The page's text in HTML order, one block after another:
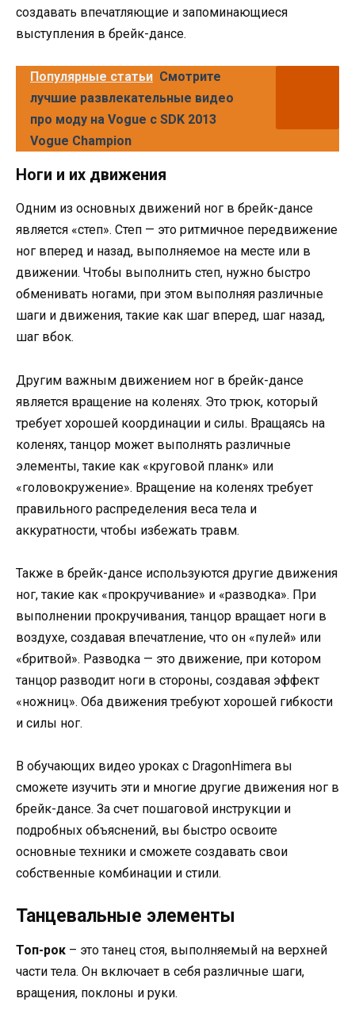
создавать впечатляющие и запоминающиеся
выступления в брейк-дансе.
Популярные статьи Смотрите
лучшие развлекательные видео
про моду на Vogue с SDK 2013
Vogue Champion
Ноги и их движения
Одним из основных движений ног в брейк-дансе
является «степ». Степ — это ритмичное передвижение
ног вперед и назад, выполняемое на месте или в
движении. Чтобы выполнить степ, нужно быстро
обменивать ногами, при этом выполняя различные
шаги и движения, такие как шаг вперед, шаг назад,
шаг вбок.
Другим важным движением ног в брейк-дансе
является вращение на коленях. Это трюк, который
требует хорошей координации и силы. Вращаясь на
коленях, танцор может выполнять различные
элементы, такие как «круговой планк» или
«головокружение». Вращение на коленях требует
правильного распределения веса тела и
аккуратности, чтобы избежать травм.
Также в брейк-дансе используются другие движения
ног, такие как «прокручивание» и «разводка». При
выполнении прокручивания, танцор вращает ноги в
воздухе, создавая впечатление, что он «пулей» или
«бритвой». Разводка — это движение, при котором
танцор разводит ноги в стороны, создавая эффект
«ножниц». Оба движения требуют хорошей гибкости
и силы ног.
В обучающих видео уроках с DragonHimera вы
сможете изучить эти и многие другие движения ног в
брейк-дансе. За счет пошаговой инструкции и
подробных объяснений, вы быстро освоите
основные техники и сможете создавать свои
собственные комбинации и стили.
Танцевальные элементы
Топ-рок – это танец стоя, выполняемый на верхней
части тела. Он включает в себя различные шаги,
вращения, поклоны и руки.